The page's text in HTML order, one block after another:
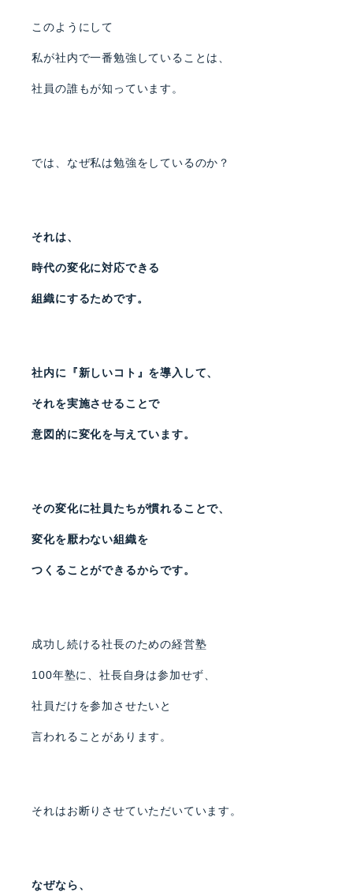
このようにして
私が社内で一番勉強していることは、
社員の誰もが知っています。
では、なぜ私は勉強をしているのか？
それは、
時代の変化に対応できる
組織にするためです。
社内に『新しいコト』を導入して、
それを実施させることで
意図的に変化を与えています。
その変化に社員たちが慣れることで、
変化を厭わない組織を
つくることができるからです。
成功し続ける社長のための経営塾
100年塾に、社長自身は参加せず、
社員だけを参加させたいと
言われることがあります。
それはお断りさせていただいています。
なぜなら、